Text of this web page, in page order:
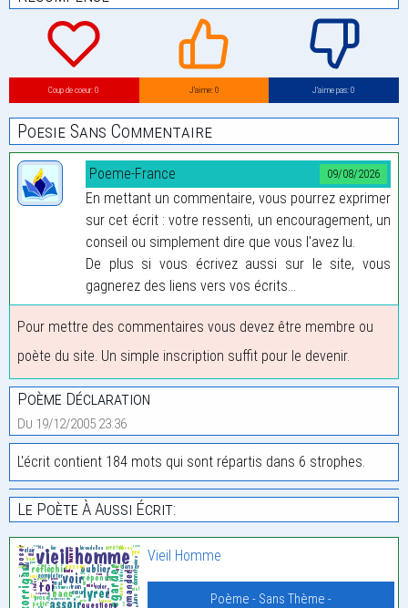
Coup de coeur: 0 J’aime: 0 J’aime pas: 0
Poesie Sans Commentaire
09/08/2026
Poeme-France
En mettant un commentaire, vous pourrez exprimer
sur cet écrit : votre ressenti, un encouragement, un
conseil ou simplement dire que vous l'avez lu.
De plus si vous écrivez aussi sur le site, vous
gagnerez des liens vers vos écrits...
Pour mettre des commentaires vous devez être membre ou
poète du site. Un simple inscription suffit pour le devenir.
Poème Déclaration
Du 19/12/2005 23:36
L'écrit contient 184 mots qui sont répartis dans 6 strophes.
Le Poète À Aussi Écrit:
Vieil Homme
Poème - Sans Thème -